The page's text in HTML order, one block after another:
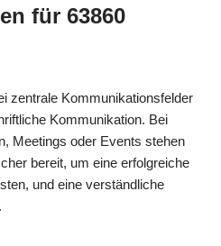
für 63860
zentrale Kommunikationsfelder
Kommunikation. Bei
Meetings oder Events stehen
bereit, um eine erfolgreiche
und eine verständliche